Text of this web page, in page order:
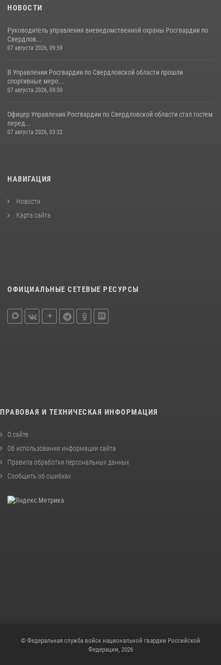
НОВОСТИ
Руководитель управления вневедомственной охраны Росгвардии по
Свердлов...
07 августа 2026, 09:59
В Управлении Росгвардии по Свердловской области прошли
спортивные меро...
07 августа 2026, 09:30
Офицер Управления Росгвардии по Свердловской области стал гостем
перед...
07 августа 2026, 03:32
НАВИГАЦИЯ
Новости
Карта сайта
ОФИЦИАЛЬНЫЕ СЕТЕВЫЕ РЕСУРСЫ
ПРАВОВАЯ И ТЕХНИЧЕСКАЯ ИНФОРМАЦИЯ
О сайте
Об использовании информации сайта
Правила обработки персональных данных
Сообщить об ошибках
© Федеральная служба войск национальной гвардии Российской
Федерации, 2026